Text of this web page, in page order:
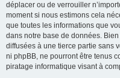
déplacer ou de verrouiller
moment si nous estimons cela
que toutes les informations que
dans notre base de données.
diffusées à une tierce partie sans
ni phpBB, ne pourront être tenus
piratage informatique visant à